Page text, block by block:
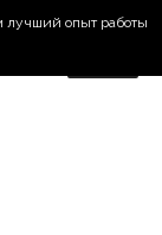
лучший опыт работы